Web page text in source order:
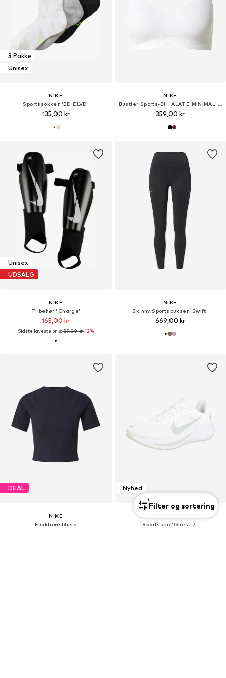
3 Pakke
Unisex
NIKE
Sportssokker 'ED ELVD'
135,00 kr
NIKE
Bustier Sports-BH 'ALATE MINIMALIST'
359,00 kr
Unisex
UDSALG
NIKE
Tilbehør 'Charge'
165,00 kr
Sidste laveste pris:189,00 kr-12%
NIKE
Skinny Sportsbukser 'Swift'
669,00 kr
DEAL
NIKE
Funktionsbluse
Nyhed
Sportssko 'Quest 7'
1
Filter og sortering